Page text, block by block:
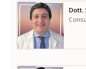
Dott.